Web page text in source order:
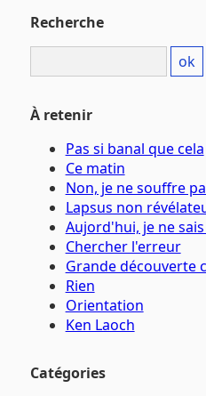
Recherche
À retenir
Pas si banal que cela
Ce matin
Non, je ne souffre
Lapsus non
Aujord'hui, je ne
Chercher l'erreur
Grande découverte
Rien
Orientation
Ken Laoch
Catégories